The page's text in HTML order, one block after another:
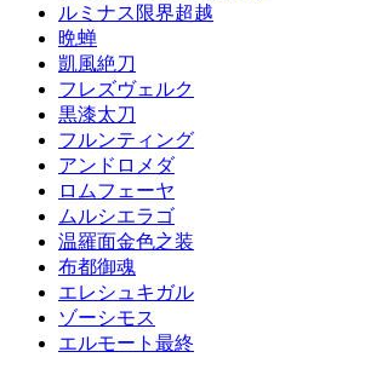
ルミナス限界超越
晩蝉
凱風絶刀
フレズヴェルク
黒漆太刀
フルンティング
アンドロメダ
ロムフェーヤ
ムルシエラゴ
温羅面金色之装
布都御魂
エレシュキガル
ゾーシモス
エルモート最終